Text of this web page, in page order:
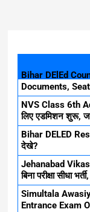
Bihar DElEd
Documents,
NVS Class 6th
लिए एडमिशन शुरू,
Bihar DELED
देखे?
Jehanabad
बिना परीक्षा सीधा
Simultala
Entrance Exam